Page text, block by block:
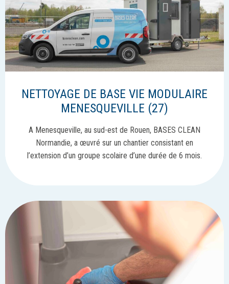
NETTOYAGE DE BASE VIE MODULAIRE
MENESQUEVILLE (27)
A Menesqueville, au sud-est de Rouen, BASES CLEAN
Normandie, a œuvré sur un chantier consistant en
l’extension d’un groupe scolaire d’une durée de 6 mois.